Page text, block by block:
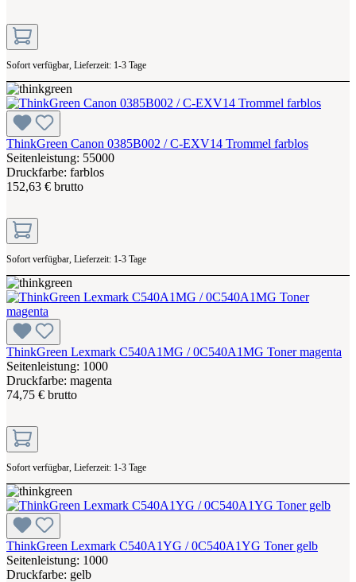
Sofort verfügbar, Lieferzeit: 1-3 Tage
ThinkGreen Canon 0385B002 / C-EXV14 Trommel farblos
Seitenleistung: 55000
Druckfarbe: farblos
152,63 € brutto
Sofort verfügbar, Lieferzeit: 1-3 Tage
ThinkGreen Lexmark C540A1MG / 0C540A1MG Toner magenta
Seitenleistung: 1000
Druckfarbe: magenta
74,75 € brutto
Sofort verfügbar, Lieferzeit: 1-3 Tage
ThinkGreen Lexmark C540A1YG / 0C540A1YG Toner gelb
Seitenleistung: 1000
Druckfarbe: gelb